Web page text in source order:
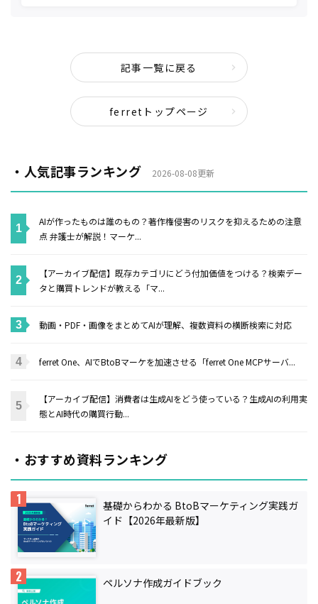
記事一覧に戻る
ferretトップページ
・人気記事ランキング 2026-08-08更新
AIが作ったものは誰のもの？著作権侵害のリスクを抑えるための注意
点 弁護士が解説！マーケ...
【アーカイブ配信】既存カテゴリにどう付加価値をつける？検索デー
タと購買トレンドが教える「マ...
動画・PDF・画像をまとめてAIが理解、複数資料の横断検索に対応
ferret One、AIでBtoBマーケを加速させる「ferret One MCPサーバ...
【アーカイブ配信】消費者は生成AIをどう使っている？生成AIの利用実
態とAI時代の購買行動...
・おすすめ資料ランキング
基礎からわかる BtoBマーケティング実践ガ
イド【2026年最新版】
ペルソナ作成ガイドブック